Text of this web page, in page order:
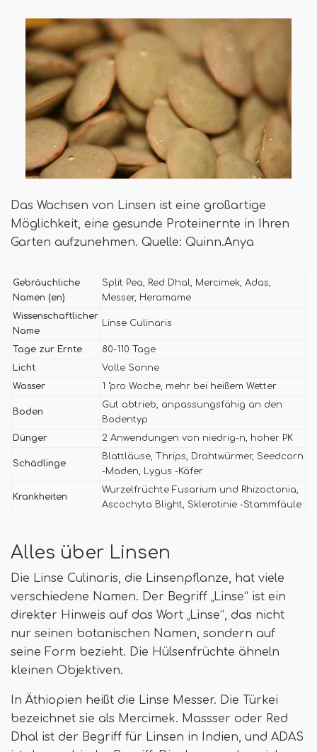
Das Wachsen von Linsen ist eine großartige
Möglichkeit, eine gesunde Proteinernte in Ihren
Garten aufzunehmen. Quelle: Quinn.Anya
Gebräuchliche
Namen (en)
Split Pea, Red Dhal, Mercimek, Adas,
Messer, Heramame
Wissenschaftlicher
Name
Linse Culinaris
Tage zur Ernte
80-110 Tage
Licht
Volle Sonne
Wasser
1 "pro Woche, mehr bei heißem Wetter
Boden
Gut abtrieb, anpassungsfähig an den
Bodentyp
Dünger
2 Anwendungen von niedrig-n, hoher PK
Schädlinge
Blattläuse, Thrips, Drahtwürmer, Seedcorn
-Maden, Lygus -Käfer
Krankheiten
Wurzelfrüchte Fusarium und Rhizoctonia,
Ascochyta Blight, Sklerotinie -Stammfäule
Alles über Linsen
Die Linse Culinaris, die Linsenpflanze, hat viele
verschiedene Namen. Der Begriff „Linse“ ist ein
direkter Hinweis auf das Wort „Linse“, das nicht
nur seinen botanischen Namen, sondern auf
seine Form bezieht. Die Hülsenfrüchte ähneln
kleinen Objektiven.
In Äthiopien heißt die Linse Messer. Die Türkei
bezeichnet sie als Mercimek. Massser oder Red
Dhal ist der Begriff für Linsen in Indien, und ADAS